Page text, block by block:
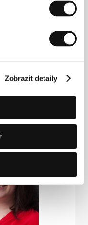
Zobrazit detaily